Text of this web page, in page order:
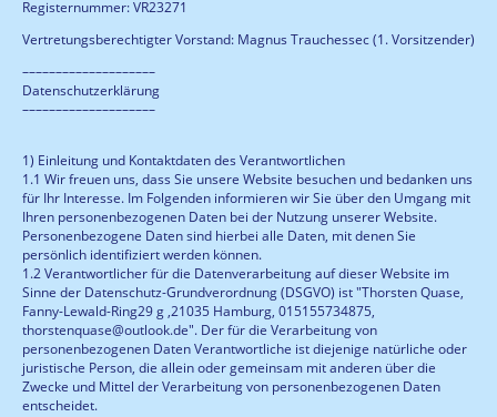
Registernummer: VR23271
Vertretungsberechtigter Vorstand: Magnus Trauchessec (1. Vorsitzender)
––––––––––––––––––––
Datenschutzerklärung
––––––––––––––––––––
1) Einleitung und Kontaktdaten des Verantwortlichen
1.1 Wir freuen uns, dass Sie unsere Website besuchen und bedanken uns
für Ihr Interesse. Im Folgenden informieren wir Sie über den Umgang mit
Ihren personenbezogenen Daten bei der Nutzung unserer Website.
Personenbezogene Daten sind hierbei alle Daten, mit denen Sie
persönlich identifiziert werden können.
1.2 Verantwortlicher für die Datenverarbeitung auf dieser Website im
Sinne der Datenschutz-Grundverordnung (DSGVO) ist "Thorsten Quase,
Fanny-Lewald-Ring29 g ,21035 Hamburg, 015155734875,
thorstenquase@outlook.de". Der für die Verarbeitung von
personenbezogenen Daten Verantwortliche ist diejenige natürliche oder
juristische Person, die allein oder gemeinsam mit anderen über die
Zwecke und Mittel der Verarbeitung von personenbezogenen Daten
entscheidet.